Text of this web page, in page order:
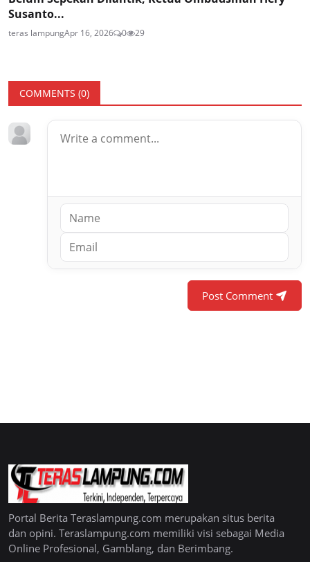
Susanto...
teras lampungApr 16, 2026 0 29
COMMENTS (0)
Post Comment
Portal Berita Teraslampung.com merupakan situs berita
dan opini. Teraslampung.com memiliki visi sebagai Media
Online Profesional, Gamblang, dan Berimbang.